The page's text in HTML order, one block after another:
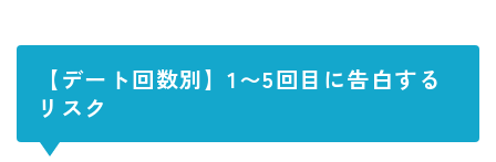
【デート回数別】1〜5回目に告白する
リスク